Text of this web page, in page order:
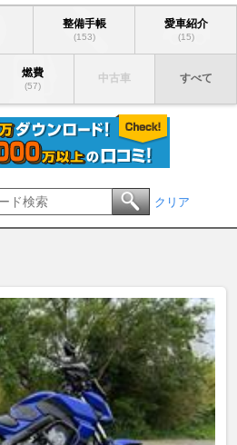
整備手帳
(153)
愛車紹介
(15)
燃費
(57)
中古車 すべて
クリア